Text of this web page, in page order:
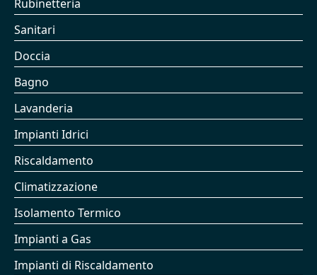
Rubinetteria
Sanitari
Doccia
Bagno
Lavanderia
Impianti Idrici
Riscaldamento
Climatizzazione
Isolamento Termico
Impianti a Gas
Impianti di Riscaldamento